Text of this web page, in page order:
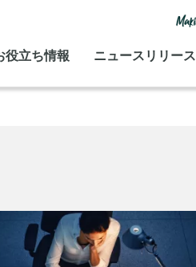
役立ち情報 ニュースリリース